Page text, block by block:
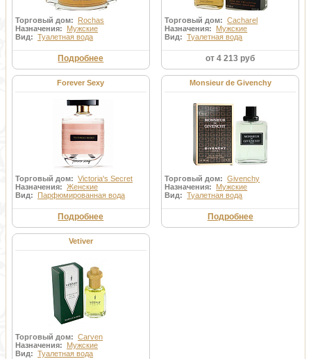
Торговый дом:
Rochas
Назначения: Мужские
Вид: Туалетная вода
Подробнее
Торговый дом:Cacharel
Назначения: Мужские
Вид:Туалетная вода
от 4 213 руб
Forever Sexy
Торговый дом: Victoria's Secret
Назначения: Женские
Вид:
Парфюмированная вода
Подробнее
Monsieur de Givenchy
Торговый дом:Givenchy
Назначения: Мужские
Вид:Туалетная вода
Подробнее
Vetiver
Торговый дом: Carven
Назначения: Мужские
Вид: Туалетная вода